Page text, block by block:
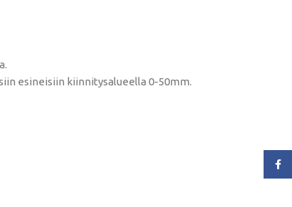
esineisiin kiinnitysalueella 0-50mm.